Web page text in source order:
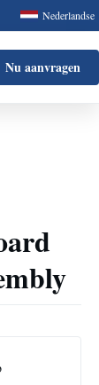
Nederlandse
Nu aanvragen